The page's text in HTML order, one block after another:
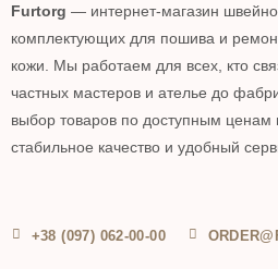
Furtorg — интернет-магазин
комплектующих для пошива и
кожи. Мы работаем для всех, кто
частных мастеров и ателье до
выбор товаров по доступным ценам
стабильное качество и удобный
+38 (097) 062-00-00